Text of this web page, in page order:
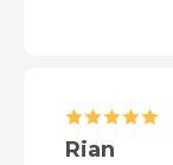
Rian